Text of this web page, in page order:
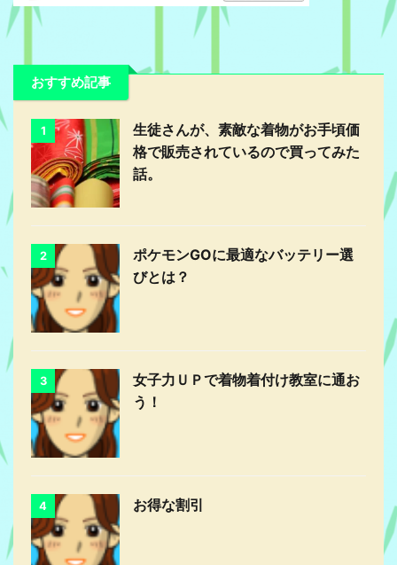
おすすめ記事
1
生徒さんが、素敵な着物がお手頃価
格で販売されているので買ってみた
話。
2
ポケモンGOに最適なバッテリー選
びとは？
3
女子力ＵＰで着物着付け教室に通お
う！
4 お得な割引